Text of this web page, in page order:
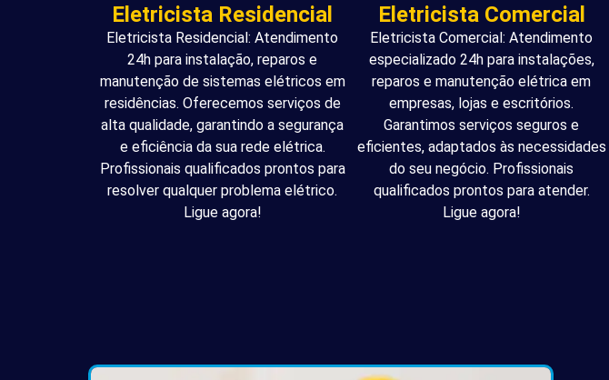
Eletricista Residencial
Eletricista Residencial: Atendimento
24h para instalação, reparos e
manutenção de sistemas elétricos em
residências. Oferecemos serviços de
alta qualidade, garantindo a segurança
e eficiência da sua rede elétrica.
Profissionais qualificados prontos para
resolver qualquer problema elétrico.
Ligue agora!
Eletricista Comercial
Eletricista Comercial: Atendimento
especializado 24h para instalações,
reparos e manutenção elétrica em
empresas, lojas e escritórios.
Garantimos serviços seguros e
eficientes, adaptados às necessidades
do seu negócio. Profissionais
qualificados prontos para atender.
Ligue agora!